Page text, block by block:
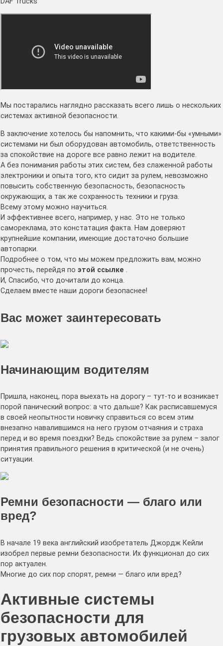
Мы постарались наглядно рассказать всего лишь о нескольких
системах активной безопасности.
В заключение хотелось бы напомнить, что какими-бы «умными»
системами ни был оборудован автомобиль, ответственность
за спокойствие на дороге все равно лежит на водителе.
А без понимания работы этих систем, без слаженной работы
электроники и опыта того, кто сидит за рулем, невозможно
повысить собственную безопасность, безопасность
окружающих, а так же сохранность техники и груза.
Всему этому можно научиться.
И эффективнее всего, например, у нас. Это не только
самореклама, это констатация факта. Нам доверяют
крупнейшие компании, имеющие достаточно большие
автопарки.
Подробнее о том, что мы можем предложить вам, можно
прочесть, перейдя по этой ссылке .
И, Спасибо, что дочитали до конца.
Сделаем вместе наши дороги безопаснее!
Вас может заинтересовать
Начинающим водителям
Пришла, наконец, пора выехать на дорогу – тут-то и возникает
порой панический вопрос: а что дальше? Как расписавшемуся
в своей неопытности новичку справиться со всем этим
внезапно навалившимся на него грузом отчаяния и страха
перед и во время поездки? Ведь спокойствие за рулем – залог
принятия правильного решения в критической (и не очень)
ситуации.
Ремни безопасности — благо или
вред?
В начале 19 века английский изобретатель Джордж Кейли
изобрел первые ремни безопасности. Их функционал до сих
пор актуален.
Многие до сих пор спорят, ремни — благо или вред?
Активные системы
безопасности для
грузовых автомобилей